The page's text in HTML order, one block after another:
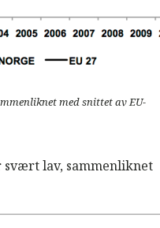
med snittet av EU-
svært lav, sammenliknet